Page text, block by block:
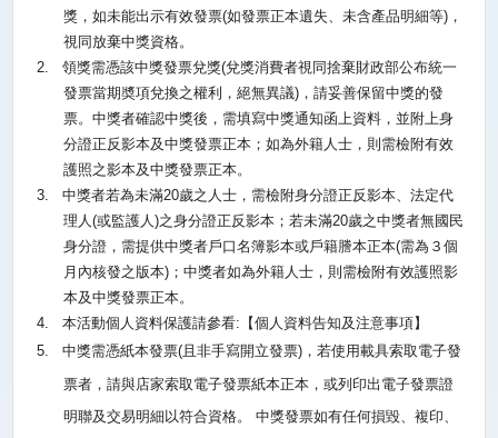
獎，如未能出示有效發票(如發票正本遺失、未含產品明細等)，
視同放棄中獎資格。
2.
領獎需憑該中獎發票兌獎(兌獎消費者視同捨棄財政部公布統一
發票當期奬項兌換之權利，絕無異議)，請妥善保留中獎的發
票。中獎者確認中獎後，需填寫中獎通知函上資料，並附上身
分證正反影本及中獎發票正本；如為外籍人士，則需檢附有效
護照之影本及中獎發票正本。
3.
中獎者若為未滿20歲之人士，需檢附身分證正反影本、法定代
理人 (或監護人 )之身分證正反影本；若未滿20歲之中獎者無國民
身分證，需提供中獎者戶口名簿影本或戶籍謄本正本(需為３個
月內核發之版本)；中獎者如為外籍人士，則需檢附有效護照影
本及中獎發票正本。
4.
本活動個人資料保護請參看: 【個人資料告知及注意事項】
5.
中獎需憑紙本發票(且非手寫開立發票)，若使用載具索取電子發
票者，請與店家索取電子發票紙本正本，或列印出電子發票證
明聯及交易明細以符合資格。
中獎發票如有任何損毀、複印、